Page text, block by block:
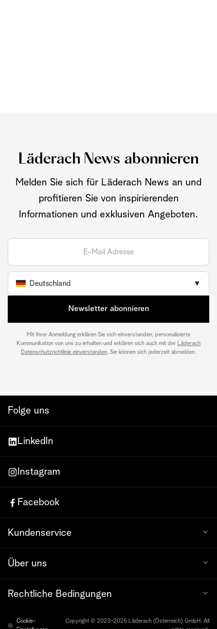
Läderach News abonnieren
Melden Sie sich für Läderach News an und
profitieren Sie von inspirierenden
Informationen und exklusiven Angeboten.
Deutschland ▼
Newsletter abonnieren
Mit Ihrer Anmeldung erklären Sie sich einverstanden, personalisierte
Kommunikation von uns zu erhalten und erklären sich auch mit der Läderach
Datenschutzrichtlinie einverstanden. Sie können sich jederzeit abmelden.
Folge uns
LinkedIn
Instagram
Facebook
Kundenservice
Über uns
Rechtliche Bedingungen
Cookie-
Copyright © 2023-2026 Läderach (Österreich) GmbH. All